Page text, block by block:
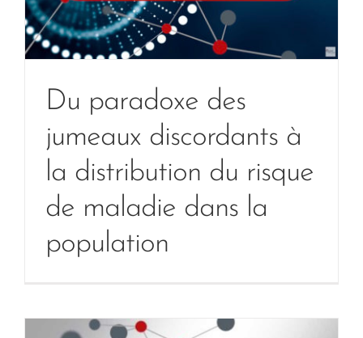
Du paradoxe des
jumeaux discordants à
la distribution du risque
de maladie dans la
population